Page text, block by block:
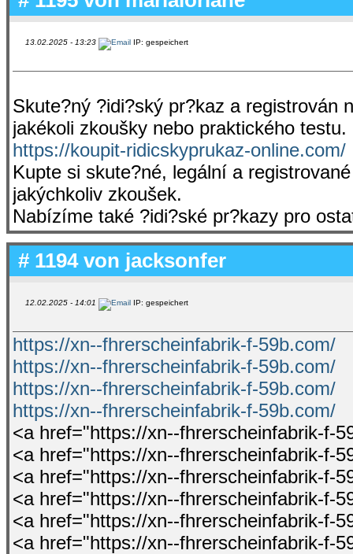
13.02.2025 - 13:23 IP: gespeichert
Skute?ný ?idi?ský pr?kaz a registrován
jakékoli zkoušky nebo praktického testu.
https://koupit-ridicskyprukaz-online.com/
Kupte si skute?né, legální a
jakýchkoliv zkoušek.
Nabízíme také ?idi?ské pr?kazy pro
# 1194 von jacksonfer
12.02.2025 - 14:01 IP: gespeichert
https://xn--fhrerscheinfabrik-f-59b.com/
https://xn--fhrerscheinfabrik-f-59b.com/
https://xn--fhrerscheinfabrik-f-59b.com/
https://xn--fhrerscheinfabrik-f-59b.com/
<a href="https://xn--fhrerscheinfabrik-f-
<a href="https://xn--fhrerscheinfabrik-f-
<a href="https://xn--fhrerscheinfabrik-f-
<a href="https://xn--fhrerscheinfabrik-f-
<a href="https://xn--fhrerscheinfabrik-f-
<a href="https://xn--fhrerscheinfabrik-f-